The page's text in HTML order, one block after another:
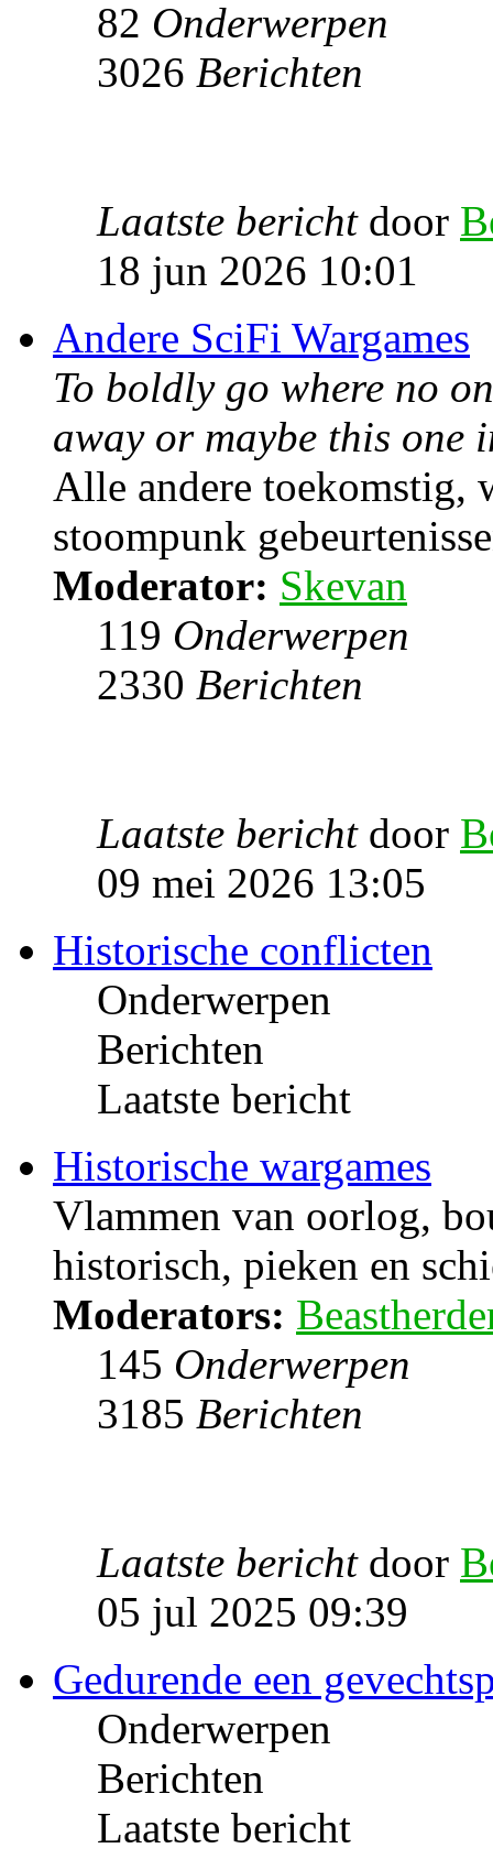
82 Onderwerpen
3026 Berichten
Laatste berichtdoor
18 jun 2026 10:01
Andere SciFi Wargames
To boldly go where no
away or maybe this one
Alle andere toekomstig,
stoompunk
Moderator: Skevan
119 Onderwerpen
2330 Berichten
Laatste berichtdoor
09 mei 2026 13:05
Historische conflicten
Onderwerpen
Berichten
Laatste bericht
Historische wargames
Vlammen van oorlog,
historisch, pieken en
Moderators:
145 Onderwerpen
3185 Berichten
Laatste berichtdoor
05 jul 2025 09:39
Gedurende een
Onderwerpen
Berichten
Laatste bericht